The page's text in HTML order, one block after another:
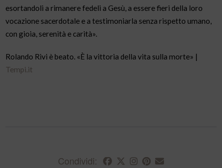
esortandoli a rimanere fedeli a Gesù, a essere fieri della loro
vocazione sacerdotale e a testimoniarla senza rispetto umano,
con gioia, serenità e carità».
Rolando Rivi è beato. «È la vittoria della vita sulla morte» |
Tempi.it
Condividi: